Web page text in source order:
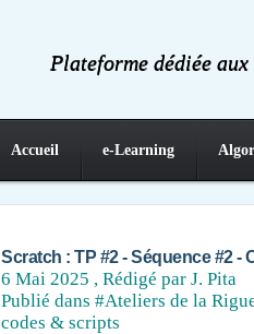
Plateforme dédiée
Accueil e-Learning
Scratch : TP #2 - Séquence #2
6 Mai 2025 , Rédigé par J. Pita
Publié dans #Ateliers de la
codes & scripts